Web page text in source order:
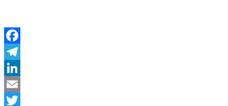
Facebook
Telegram
LinkedIn
Email